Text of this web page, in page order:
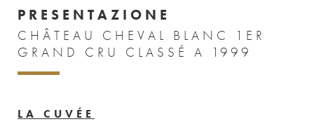
PRESENTAZIONE
CHÂTEAU CHEVAL BLANC 1ER
GRAND CRU CLASSÉ A 1999
LA CUVÉE